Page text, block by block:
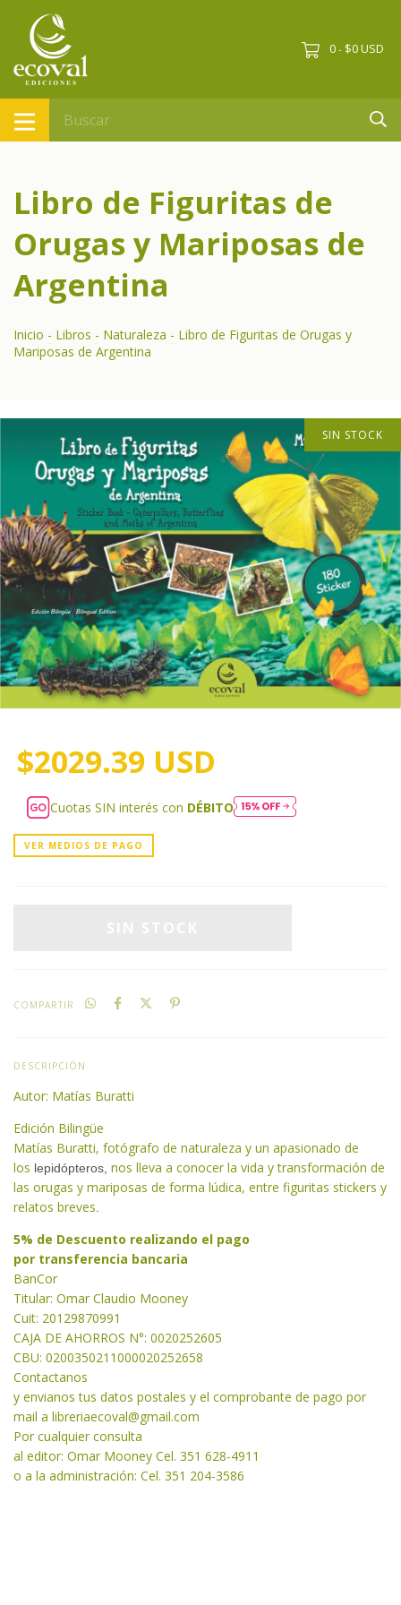
0 - $0 USD
Libro de Figuritas de
Orugas y Mariposas de
Argentina
Inicio - Libros - Naturaleza - Libro de Figuritas de Orugas y
Mariposas de Argentina
SIN STOCK
$2029.39 USD
Cuotas SIN interés con DÉBITO
VER MEDIOS DE PAGO
COMPARTIR
DESCRIPCIÓN
Autor: Matías Buratti
Edición Bilingüe
Matías Buratti, fotógrafo de naturaleza y un apasionado de
los lepidópteros, nos lleva a conocer la vida y transformación de
las orugas y mariposas de forma lúdica, entre figuritas stickers y
relatos breves.
5% de Descuento realizando el pago
por transferencia bancaria
BanCor
Titular: Omar Claudio Mooney
Cuit: 20129870991
CAJA DE AHORROS N°: 0020252605
CBU: 0200350211000020252658
Contactanos
y envianos tus datos postales y el comprobante de pago por
mail a libreriaecoval@gmail.com
Por cualquier consulta
al editor: Omar Mooney Cel. 351 628-4911
o a la administración: Cel. 351 204-3586